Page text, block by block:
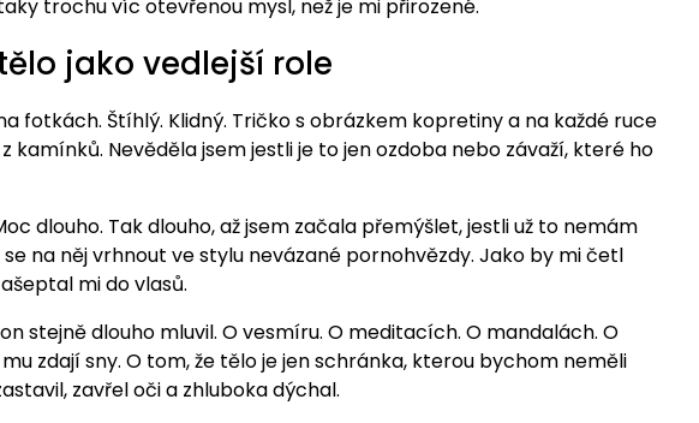
trochu víc otevřenou mysl, než je mi přirozené.
jako vedlejší role
fotkách. Štíhlý. Klidný. Tričko s obrázkem kopretiny a na každé ruce
kamínků. Nevěděla jsem jestli je to jen ozdoba nebo závaží, které ho
dlouho. Tak dlouho, až jsem začala přemýšlet, jestli už to nemám
na něj vrhnout ve stylu nevázané pornohvězdy. Jako by mi četl
mi do vlasů.
stejně dlouho mluvil. O vesmíru. O meditacích. O mandalách. O
zdají sny. O tom, že tělo je jen schránka, kterou bychom neměli
zavřel oči a zhluboka dýchal.